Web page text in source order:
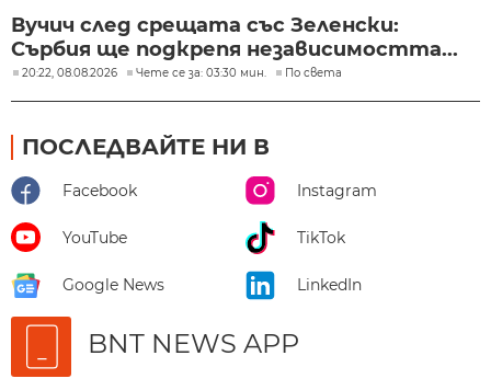
Вучич след срещата със Зеленски:
Сърбия ще подкрепя независимостта...
20:22, 08.08.2026 Чете се за: 03:30 мин. По света
ПОСЛЕДВАЙТЕ НИ В
Facebook Instagram
YouTube TikTok
Google News LinkedIn
BNT NEWS APP